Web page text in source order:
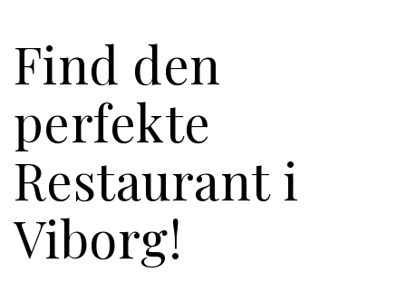
Find den
perfekte
Restaurant i
Viborg!